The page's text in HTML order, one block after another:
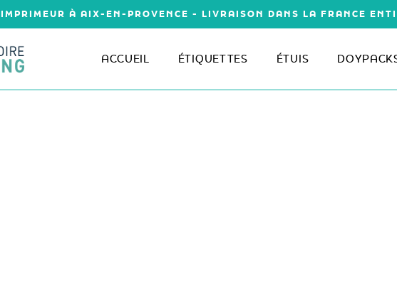
IMPRIMEUR À AIX-EN-PROVENCE - LIVRAISON DANS LA FRANCE
ACCUEIL ÉTIQUETTES ÉTUIS